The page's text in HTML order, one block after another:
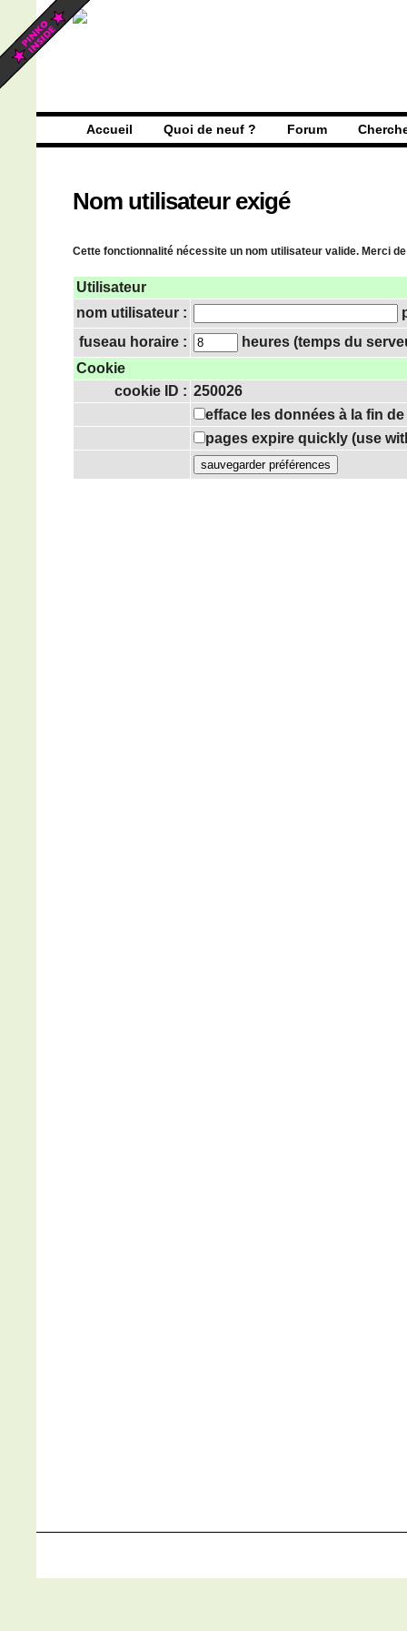
Accueil Quoi de neuf ? Forum
Nom utilisateur exigé
Cette fonctionnalité nécessite un nom utilisateur valide. Merci
Utilisateur
nom utilisateur :
fuseau horaire :
heures (temps du
Cookie
cookie ID : 250026
efface les données à la fin
pages expire quickly (use